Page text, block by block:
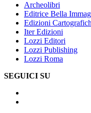
Archeolibri
Editrice Bella
Edizioni
Iter Edizioni
Lozzi Editori
Lozzi Publishing
Lozzi Roma
SEGUICI SU